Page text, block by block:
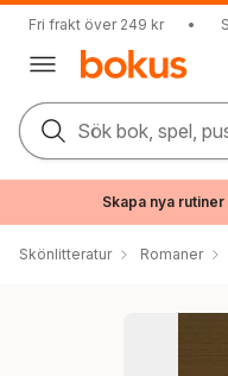
Fri frakt över 249 kr •
Sök bok, spel,
Skapa nya
Skönlitteratur Romaner